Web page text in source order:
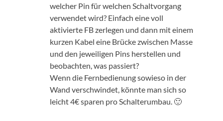
welcher Pin für welchen Schaltvorgang
verwendet wird? Einfach eine voll
aktivierte FB zerlegen und dann mit einem
kurzen Kabel eine Brücke zwischen Masse
und den jeweiligen Pins herstellen und
beobachten, was passiert?
Wenn die Fernbedienung sowieso in der
Wand verschwindet, könnte man sich so
leicht 4€ sparen pro Schalterumbau. 🙂